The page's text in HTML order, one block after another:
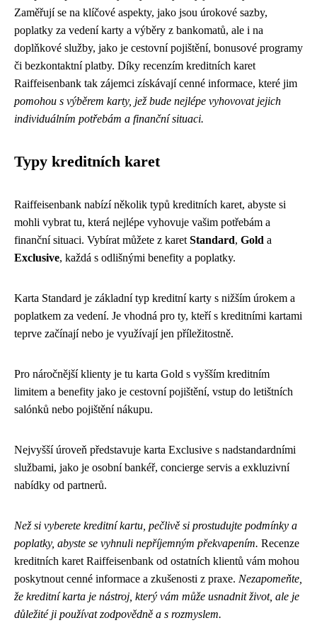
Zaměřují se na klíčové aspekty, jako jsou úrokové sazby,
poplatky za vedení karty a výběry z bankomatů, ale i na
doplňkové služby, jako je cestovní pojištění, bonusové programy
či bezkontaktní platby. Díky recenzím kreditních karet
Raiffeisenbank tak zájemci získávají cenné informace, které jim
pomohou s výběrem karty, jež bude nejlépe vyhovovat jejich
individuálním potřebám a finanční situaci.
Typy kreditních karet
Raiffeisenbank nabízí několik typů kreditních karet, abyste si
mohli vybrat tu, která nejlépe vyhovuje vašim potřebám a
finanční situaci. Vybírat můžete z karet Standard, Gold a
Exclusive, každá s odlišnými benefity a poplatky.
Karta Standard je základní typ kreditní karty s nižším úrokem a
poplatkem za vedení. Je vhodná pro ty, kteří s kreditními kartami
teprve začínají nebo je využívají jen příležitostně.
Pro náročnější klienty je tu karta Gold s vyšším kreditním
limitem a benefity jako je cestovní pojištění, vstup do letištních
salónků nebo pojištění nákupu.
Nejvyšší úroveň představuje karta Exclusive s nadstandardními
službami, jako je osobní bankéř, concierge servis a exkluzivní
nabídky od partnerů.
Než si vyberete kreditní kartu, pečlivě si prostudujte podmínky a
poplatky, abyste se vyhnuli nepříjemným překvapením. Recenze
kreditních karet Raiffeisenbank od ostatních klientů vám mohou
poskytnout cenné informace a zkušenosti z praxe. Nezapomeňte,
že kreditní karta je nástroj, který vám může usnadnit život, ale je
důležité ji používat zodpovědně a s rozmyslem.